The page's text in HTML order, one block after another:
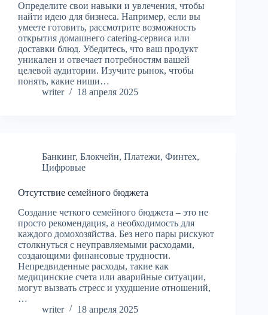
Определите свои навыки и увлечения, чтобы
найти идею для бизнеса. Например, если вы
умеете готовить, рассмотрите возможность
открытия домашнего catering-сервиса или
доставки блюд. Убедитесь, что ваш продукт
уникален и отвечает потребностям вашей
целевой аудитории. Изучите рынок, чтобы
понять, какие ниши…
writer
18 апреля 2025
Банкинг, Блокчейн, Платежи, Финтех,
Цифровые
Отсутствие семейного бюджета
Создание четкого семейного бюджета – это не
просто рекомендация, а необходимость для
каждого домохозяйства. Без него пары рискуют
столкнуться с неуправляемыми расходами,
создающими финансовые трудности.
Непредвиденные расходы, такие как
медицинские счета или аварийные ситуации,
могут вызвать стресс и ухудшение отношений,
…
writer
18 апреля 2025